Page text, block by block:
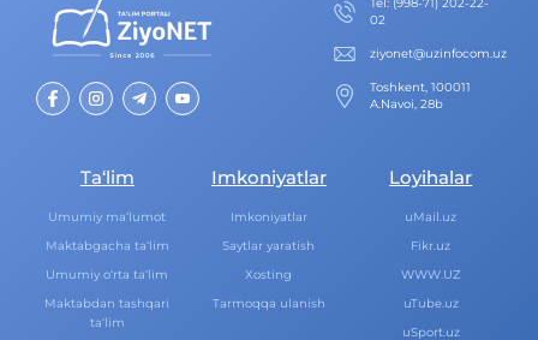
02
ziyonet@uzinfocom.uz
Toshkent, 100011
A.Navoi, 28b
Ta‘lim
Umumiy ma‘lumot
Maktabgacha ta‘lim
Umumiy o‘rta ta‘lim
Maktabdan tashqari
ta‘lim
Imkoniyatlar
Imkoniyatlar
Saytlar yaratish
Xosting
Tarmoqqa ulanish
Loyihalar
uMail.uz
Fikr.uz
WWW.UZ
uTube.uz
uSport.uz